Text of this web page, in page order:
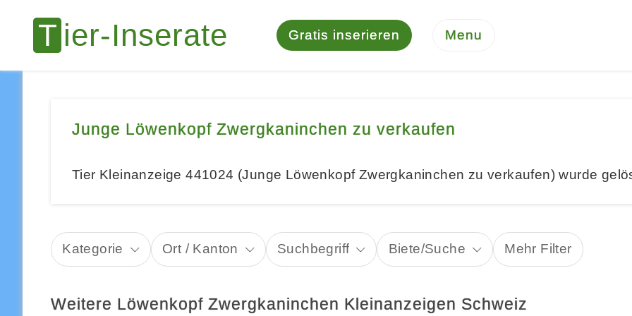
Gratis inserieren Menu
Junge Löwenkopf Zwergkaninchen zu verkaufen
Tier Kleinanzeige 441024 (Junge Löwenkopf Zwergkaninchen zu verkaufen) wurde
Kategorie Ort / Kanton Suchbegriff Biete/Suche Mehr Filter
Weitere Löwenkopf Zwergkaninchen Kleinanzeigen Schweiz